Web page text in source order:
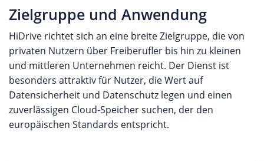
Zielgruppe und Anwendung
HiDrive richtet sich an eine breite Zielgruppe, die von
privaten Nutzern über Freiberufler bis hin zu kleinen
und mittleren Unternehmen reicht. Der Dienst ist
besonders attraktiv für Nutzer, die Wert auf
Datensicherheit und Datenschutz legen und einen
zuverlässigen Cloud-Speicher suchen, der den
europäischen Standards entspricht.